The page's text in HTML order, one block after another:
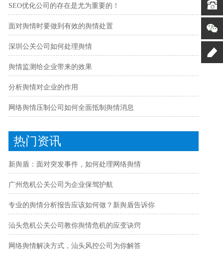
SEO优化公司的存在是尤为重要的！
面对舆情时要做到有效的舆情处置
深圳公关公司如何处理舆情
舆情监测给企业带来的效果
分析舆情对企业的作用
网络舆情压制公司如何全面抵制舆情消息
热门资讯
新舆盾：面对突发事件，如何处理网络舆情
广州危机公关公司为企业保驾护航
专业的舆情分析报告应该如何做？新舆盾告诉你
汕头危机公关公司教你舆情危机的应变诀窍
网络舆情解决方式，汕头风控公司为你解答